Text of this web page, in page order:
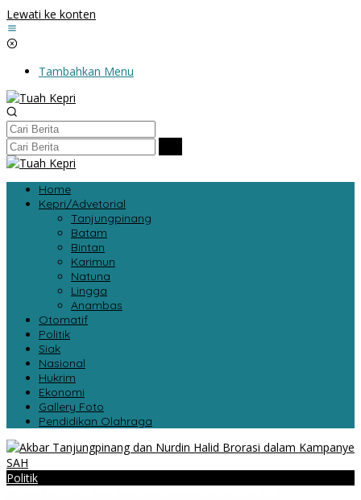
Lewati ke konten
Tambahkan Menu
Home
Kepri/Advetorial
Tanjungpinang
Batam
Bintan
Karimun
Natuna
Lingga
Anambas
Otomatif
Politik
Siak
Nasional
Hukrim
Ekonomi
Gallery Foto
Pendidikan Olahraga
Politik